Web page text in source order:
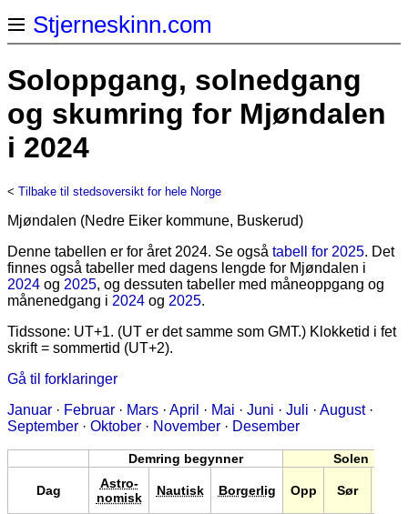
Stjerneskinn.com
Soloppgang, solnedgang
og skumring for Mjøndalen
i 2024
< Tilbake til stedsoversikt for hele Norge
Mjøndalen (Nedre Eiker kommune, Buskerud)
Denne tabellen er for året 2024. Se også tabell for 2025. Det
finnes også tabeller med dagens lengde for Mjøndalen i
2024 og 2025, og dessuten tabeller med måneoppgang og
månenedgang i 2024 og 2025.
Tidssone: UT+1. (UT er det samme som GMT.) Klokketid i fet
skrift = sommertid (UT+2).
Gå til forklaringer
Januar · Februar · Mars · April · Mai · Juni · Juli · August·
September · Oktober · November · Desember
Demring begynner Solen
Dag
Astro-
nomisk
Nautisk Borgerlig Opp Sør